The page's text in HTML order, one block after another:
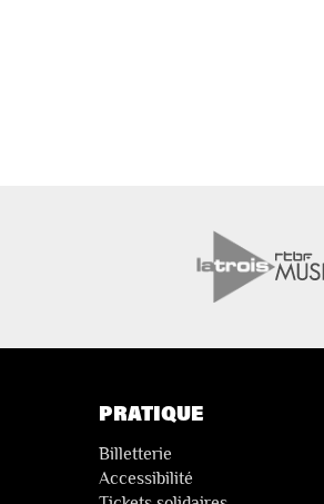
PRATIQUE
Billetterie
Accessibilité